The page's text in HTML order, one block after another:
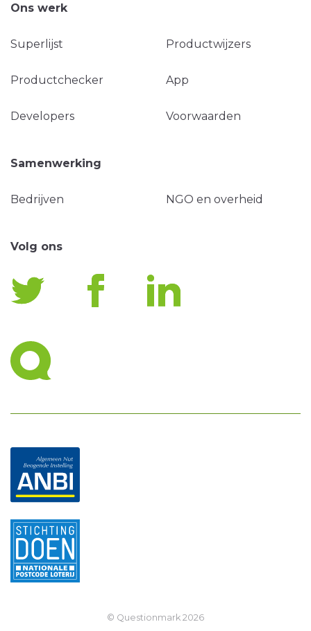
Ons werk
Superlijst Productwijzers
Productchecker App
Developers Voorwaarden
Samenwerking
Bedrijven NGO en overheid
Volg ons
© Questionmark 2026